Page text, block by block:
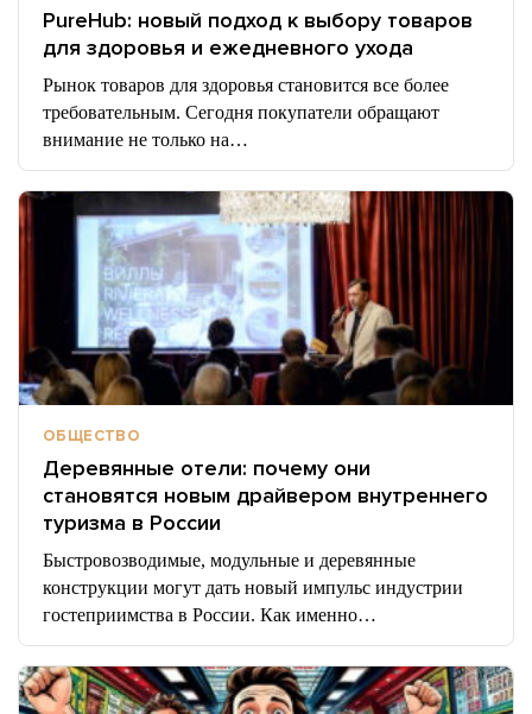
PureHub: новый подход к выбору товаров
для здоровья и ежедневного ухода
Рынок товаров для здоровья становится все более
требовательным. Сегодня покупатели обращают
внимание не только на…
ОБЩЕСТВО
Деревянные отели: почему они
становятся новым драйвером внутреннего
туризма в России
Быстровозводимые, модульные и деревянные
конструкции могут дать новый импульс индустрии
гостеприимства в России. Как именно…